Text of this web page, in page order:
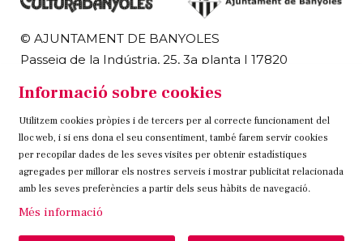
© AJUNTAMENT DE BANYOLES
Passeig de la Indústria, 25, 3a planta | 17820
972 58 18 48 | 972 57 00 50
Sitemap Avís Legal Ús de Cookies Contacteu
Link a instagram
Link a twitter
Link a facebook
Informació sobre cookies
Utilitzem cookies pròpies i de tercers per al correcte funcionament del
lloc web, i si ens dona el seu consentiment, també farem servir cookies
per recopilar dades de les seves visites per obtenir estadístiques
agregades per millorar els nostres serveis i mostrar publicitat relacionada
amb les seves preferències a partir dels seus hàbits de navegació.
Més informació